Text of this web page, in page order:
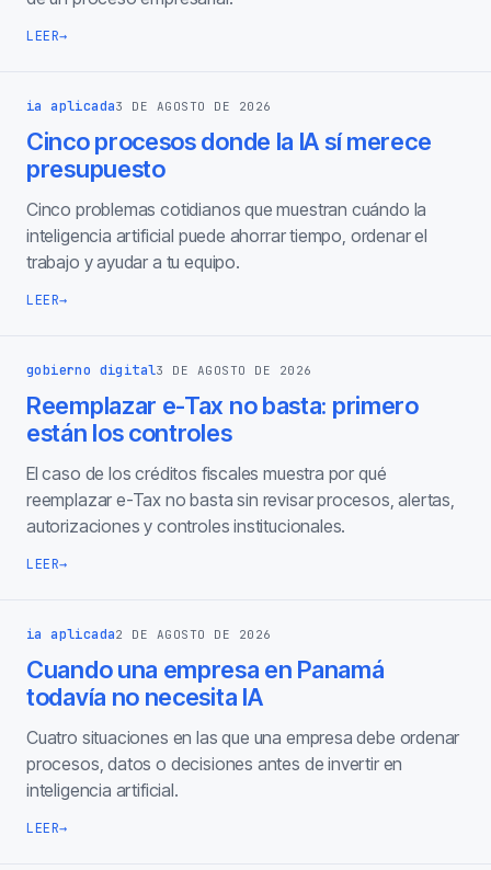
LEER→
ia aplicada3 DE AGOSTO DE 2026
Cinco procesos donde la IA sí merece
presupuesto
Cinco problemas cotidianos que muestran cuándo la
inteligencia artificial puede ahorrar tiempo, ordenar el
trabajo y ayudar a tu equipo.
LEER→
gobierno digital3 DE AGOSTO DE 2026
Reemplazar e-Tax no basta: primero
están los controles
El caso de los créditos fiscales muestra por qué
reemplazar e-Tax no basta sin revisar procesos, alertas,
autorizaciones y controles institucionales.
LEER→
ia aplicada2 DE AGOSTO DE 2026
Cuando una empresa en Panamá
todavía no necesita IA
Cuatro situaciones en las que una empresa debe ordenar
procesos, datos o decisiones antes de invertir en
inteligencia artificial.
LEER→